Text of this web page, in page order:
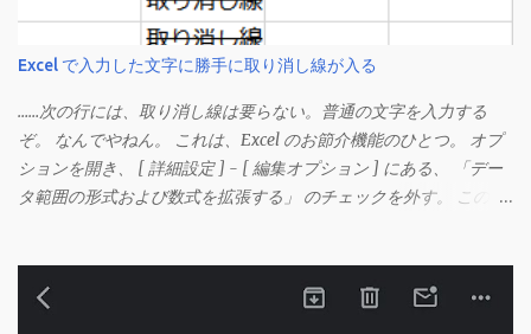
Excel で入力した文字に勝手に取り消し線が入る
……次の行には、取り消し線は要らない。普通の文字を入力する
ぞ。 なんでやねん。 これは、Excel のお節介機能のひとつ。 オプ
ションを開き、 [ 詳細設定 ] - [ 編集オプション ] にある、 「デー
タ範囲の形式および数式を拡張する」 のチェックを外す。 この機
うです。 このオプションを解除して、他のセル（取り消し線の書
式がないセル）をコピーしてから、もう一度入力してみます。 今